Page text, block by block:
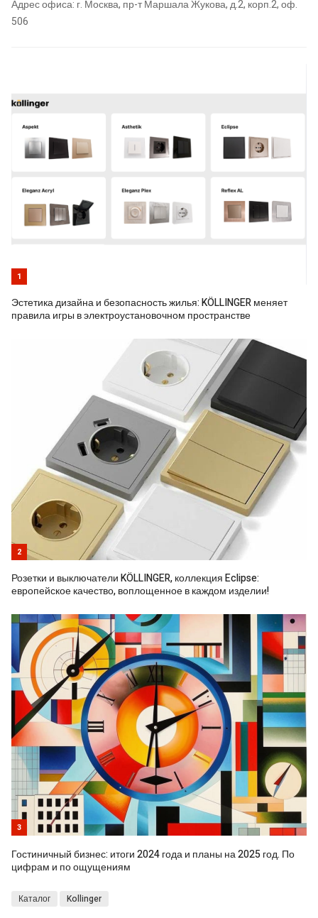
Адрес офиса: г. Москва, пр-т Маршала Жукова, д.2, корп.2, оф.
506
1
Эстетика дизайна и безопасность жилья: KÖLLINGER меняет
правила игры в электроустановочном пространстве
2
Розетки и выключатели KÖLLINGER, коллекция Eclipse:
европейское качество, воплощенное в каждом изделии!
3
Гостиничный бизнес: итоги 2024 года и планы на 2025 год. По
цифрам и по ощущениям
Каталог Kollinger